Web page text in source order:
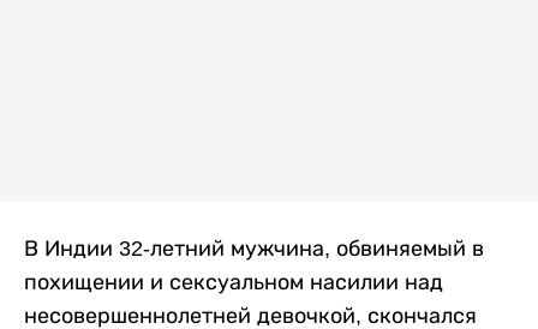
В Индии 32-летний мужчина, обвиняемый в
похищении и сексуальном насилии над
несовершеннолетней девочкой, скончался